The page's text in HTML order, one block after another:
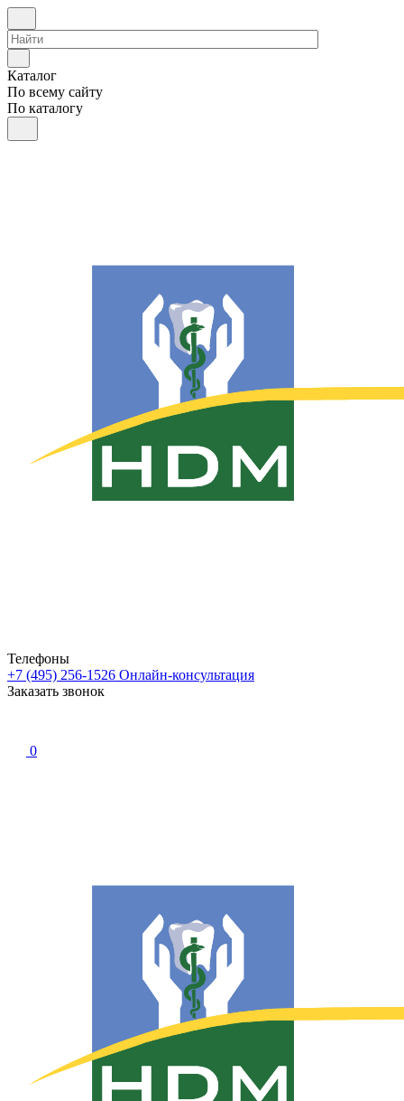
Каталог
По всему сайту
По каталогу
Телефоны
+7 (495) 256-1526 Онлайн-консультация
Заказать звонок
0